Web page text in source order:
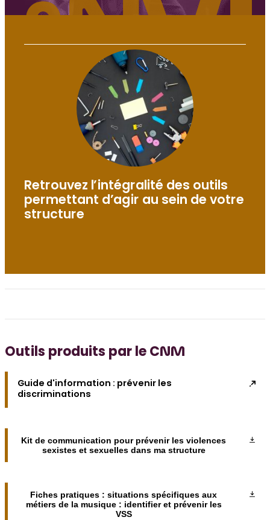
b
î
t
e
à
u
t
i
s
DOSSIER SPÉCIAL
Égalité et inclusion
DOSSIER SPÉCIAL
Retrouvez l’intégralité des outils
permettant d’agir au sein de votre
structure
Outils produits par le CNM
Guide d'information : prévenir les
discriminations
Kit de communication pour prévenir les violences
sexistes et sexuelles dans ma structure
Fiches pratiques : situations spécifiques aux
métiers de la musique : identifier et prévenir les
VSS